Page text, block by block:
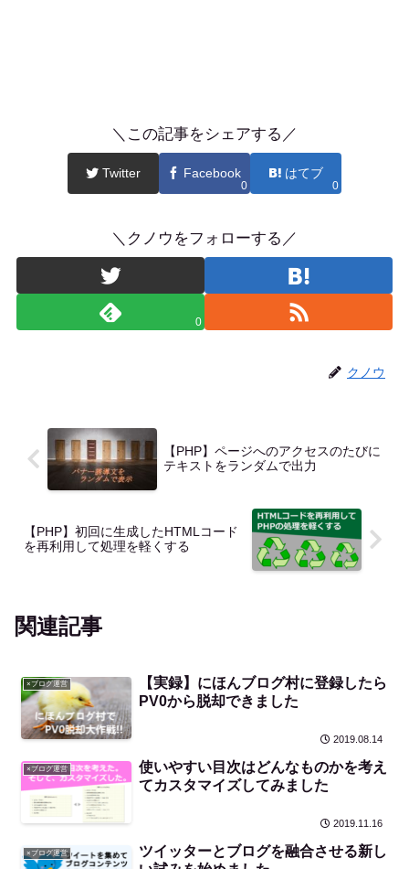
＼この記事をシェアする／
Twitter Facebook
0
はてブ
0
＼クノウをフォローする／
0
クノウ
【PHP】ページへのアクセスのたびに
テキストをランダムで出力
【PHP】初回に生成したHTMLコード
を再利用して処理を軽くする
関連記事
×ブログ運営
【実録】にほんブログ村に登録したら
PV0から脱却できました
2019.08.14
×ブログ運営
使いやすい目次はどんなものかを考え
てカスタマイズしてみました
2019.11.16
×ブログ運営
ツイッターとブログを融合させる新し